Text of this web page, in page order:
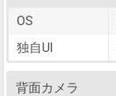
OS
独自UI
背面カメラ